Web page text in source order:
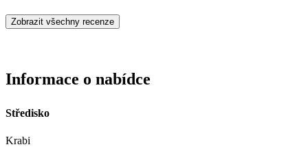
Zobrazit všechny recenze
Informace o nabídce
Středisko
Krabi